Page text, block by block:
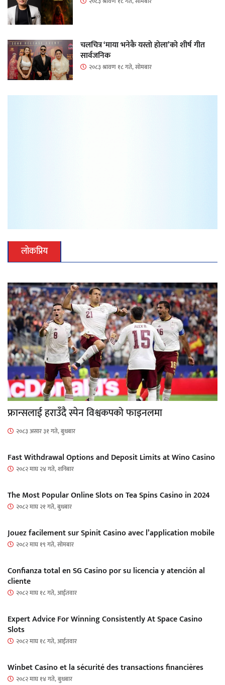
चलचित्र ‘माया भनेकै यस्तो होला’को शीर्ष गीत
सार्वजनिक
२०८३ श्रावण १८ गते, सोमबार
लोकप्रिय
फ्रान्सलाई हराउँदै स्पेन विश्वकपको फाइनलमा
२०८३ असार ३१ गते, बुधबार
Fast Withdrawal Options and Deposit Limits at Wino Casino
२०८२ माघ २४ गते, शनिबार
The Most Popular Online Slots on Tea Spins Casino in 2024
२०८२ माघ २१ गते, बुधबार
Jouez facilement sur Spinit Casino avec l’application mobile
२०८२ माघ १९ गते, सोमबार
Confianza total en SG Casino por su licencia y atención al
cliente
२०८२ माघ १८ गते, आईतवार
Expert Advice For Winning Consistently At Space Casino
Slots
२०८२ माघ १८ गते, आईतवार
Winbet Casino et la sécurité des transactions financières
२०८२ माघ १४ गते, बुधबार